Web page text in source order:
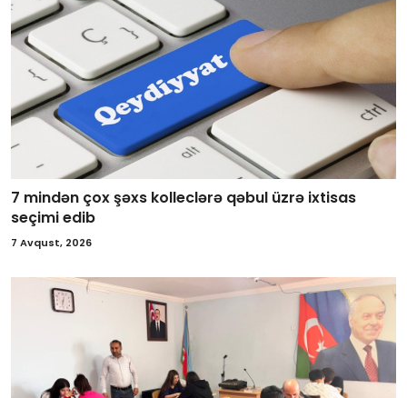
7 mindən çox şəxs kolleclərə qəbul üzrə ixtisas
seçimi edib
7 Avqust, 2026